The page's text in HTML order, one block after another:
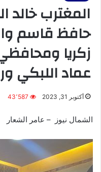
المغترب خالد
حافظ قاسم
زكريا
عماد اللبكي
أكتوبر 31, 2023 43٬587
الشمال نيوز – عامر الشعار